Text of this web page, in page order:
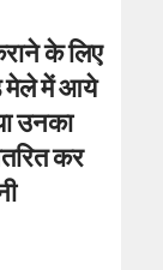
के लिए
मेले में आये
उनका
कर